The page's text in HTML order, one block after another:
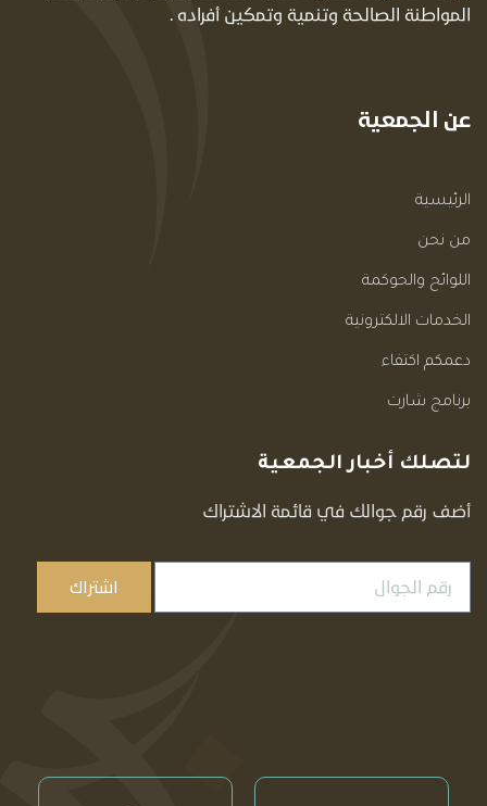
المواطنة الصالحة وتنمية وتمكين أفراده .
عن الجمعية
الرئيسية
من نحن
اللوائح والحوكمة
الخدمات الالكترونية
دعمكم اكتفاء
برنامج شارت
لتصلك أخبار الجمعية
أضف رقم جوالك في قائمة الاشتراك
اشتراك